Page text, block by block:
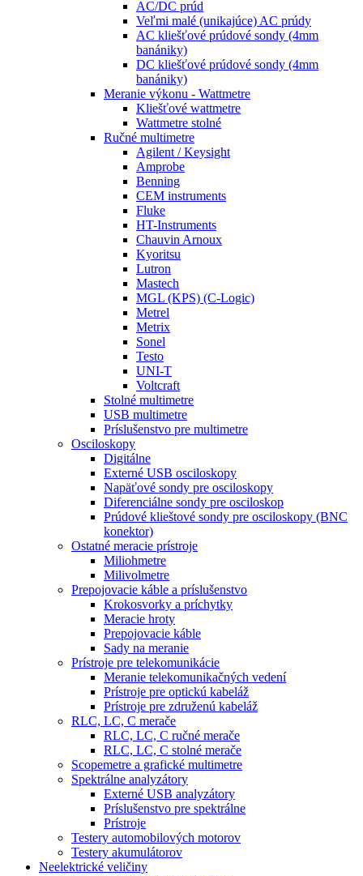
AC/DC prúd
Veľmi malé (unikajúce) AC prúdy
AC kliešťové prúdové sondy (4mm
banániky)
DC kliešťové prúdové sondy (4mm
banániky)
Meranie výkonu - Wattmetre
Kliešťové wattmetre
Wattmetre stolné
Ručné multimetre
Agilent / Keysight
Amprobe
Benning
CEM instruments
Fluke
HT-Instruments
Chauvin Arnoux
Kyoritsu
Lutron
Mastech
MGL (KPS) (C-Logic)
Metrel
Metrix
Sonel
Testo
UNI-T
Voltcraft
Stolné multimetre
USB multimetre
Príslušenstvo pre multimetre
Osciloskopy
Digitálne
Externé USB osciloskopy
Napäťové sondy pre osciloskopy
Diferenciálne sondy pre osciloskop
Prúdové klieštové sondy pre osciloskopy (BNC
konektor)
Ostatné meracie prístroje
Miliohmetre
Milivolmetre
Prepojovacie káble a príslušenstvo
Krokosvorky a príchytky
Meracie hroty
Prepojovacie káble
Sady na meranie
Prístroje pre telekomunikácie
Meranie telekomunikačných vedení
Prístroje pre optickú kabeláž
Prístroje pre združenú kabeláž
RLC, LC, C merače
RLC, LC, C ručné merače
RLC, LC, C stolné merače
Scopemetre a grafické multimetre
Spektrálne analyzátory
Externé USB analyzátory
Príslušenstvo pre spektrálne
Prístroje
Testery automobilových motorov
Testery akumulátorov
Neelektrické veličiny